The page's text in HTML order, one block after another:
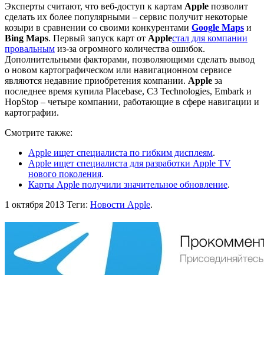
Эксперты считают, что веб-доступ к картам Apple позволит
сделать их более популярными – сервис получит некоторые
козыри в сравнении со своими конкурентами Google Maps и
Bing Maps. Первый запуск карт от Appleстал для компании
провальным из-за огромного количества ошибок.
Дополнительными факторами, позволяющими сделать вывод
о новом картографическом или навигационном сервисе
являются недавние приобретения компании. Apple за
последнее время купила Placebase, C3 Technologies, Embark и
HopStop – четыре компании, работающие в сфере навигации и
картографии.
Смотрите также:
Apple ищет специалиста по гибким дисплеям.
Apple ищет специалиста для разработки Apple TV
нового поколения.
Карты Apple получили значительное обновление.
1 октября 2013 Теги: Новости Apple.